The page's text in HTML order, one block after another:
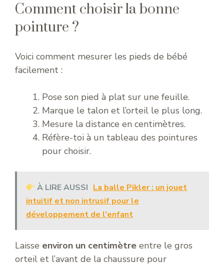
Comment choisir la bonne
pointure ?
Voici comment mesurer les pieds de bébé
facilement :
Pose son pied à plat sur une feuille.
Marque le talon et l’orteil le plus long.
Mesure la distance en centimètres.
Réfère-toi à un tableau des pointures
pour choisir.
À LIRE AUSSI La balle Pikler : un jouet
intuitif et non intrusif pour le
développement de l'enfant
Laisse environ un centimètre entre le gros
orteil et l’avant de la chaussure pour